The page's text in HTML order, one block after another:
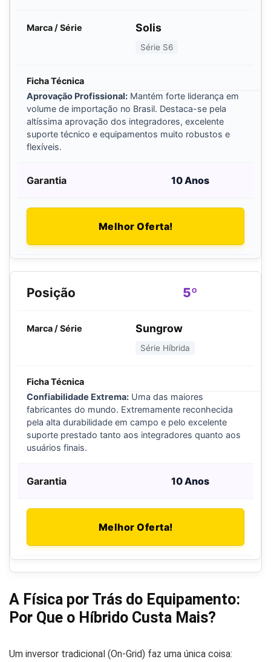
Solis
Série S6
Aprovação Profissional: Mantém forte liderança em
volume de importação no Brasil. Destaca-se pela
altíssima aprovação dos integradores, excelente
suporte técnico e equipamentos muito robustos e
flexíveis.
10 Anos
Melhor Oferta!
5º
Sungrow
Série Híbrida
Confiabilidade Extrema: Uma das maiores
fabricantes do mundo. Extremamente reconhecida
pela alta durabilidade em campo e pelo excelente
suporte prestado tanto aos integradores quanto aos
usuários finais.
10 Anos
Melhor Oferta!
A Física por Trás do Equipamento:
Por Que o Híbrido Custa Mais?
Um inversor tradicional (On-Grid) faz uma única coisa: